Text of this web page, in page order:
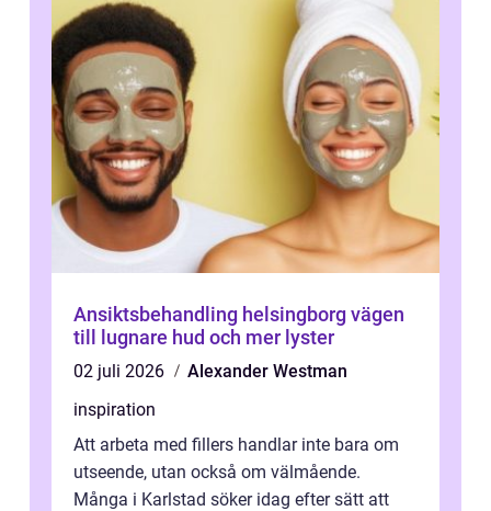
Ansiktsbehandling helsingborg vägen
till lugnare hud och mer lyster
02 juli 2026
Alexander Westman
inspiration
Att arbeta med fillers handlar inte bara om
utseende, utan också om välmående.
Många i Karlstad söker idag efter sätt att